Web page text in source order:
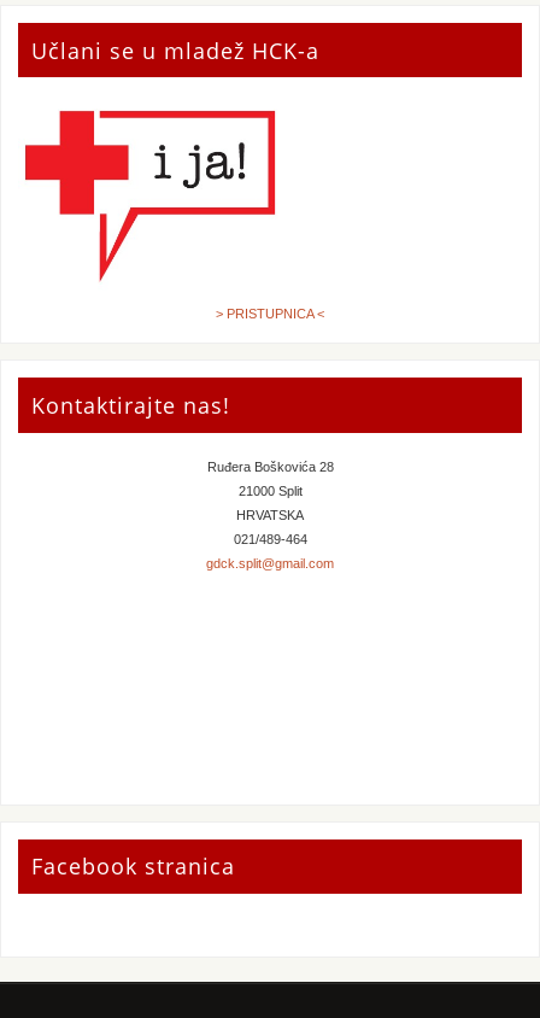
Učlani se u mladež HCK-a
> PRISTUPNICA <
Kontaktirajte nas!
Ruđera Boškovića 28
21000 Split
HRVATSKA
021/489-464
gdck.split@gmail.com
Facebook stranica